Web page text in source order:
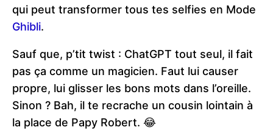
qui peut transformer tous tes selfies en Mode
Ghibli.
Sauf que, p’tit twist : ChatGPT tout seul, il fait
pas ça comme un magicien. Faut lui causer
propre, lui glisser les bons mots dans l’oreille.
Sinon ? Bah, il te recrache un cousin lointain à
la place de Papy Robert. 😂